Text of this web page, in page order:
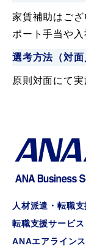
家賃補助はご
ポート手当や入
選考方法（対
原則対面にて実
人材派遣・転職支
転職支援サービス
ANAエアライン